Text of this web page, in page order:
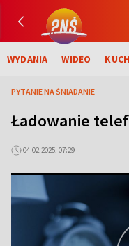
WYDANIA WIDEO
PYTANIE NA ŚNIADANIE
Ładowanie
04.02.2025, 07:29